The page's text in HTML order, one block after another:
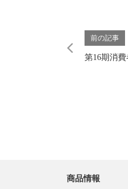
前の記事
第16期消
商品情報